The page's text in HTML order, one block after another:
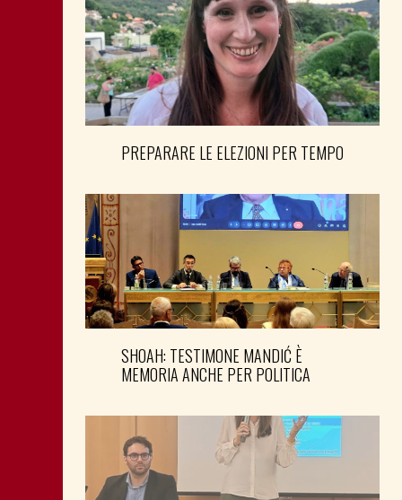
PREPARARE LE ELEZIONI PER TEMPO
SHOAH: TESTIMONE MANDIĆ È
MEMORIA ANCHE PER POLITICA